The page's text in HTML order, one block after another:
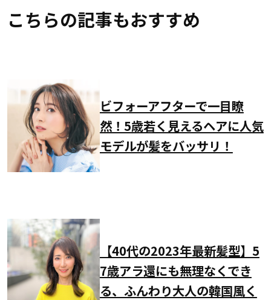
こちらの記事もおすすめ
ビフォーアフターで一目瞭
然！5歳若く見えるヘアに人気
モデルが髪をバッサリ！
【40代の2023年最新髪型】5
7歳アラ還にも無理なくでき
る、ふんわり大人の韓国風く